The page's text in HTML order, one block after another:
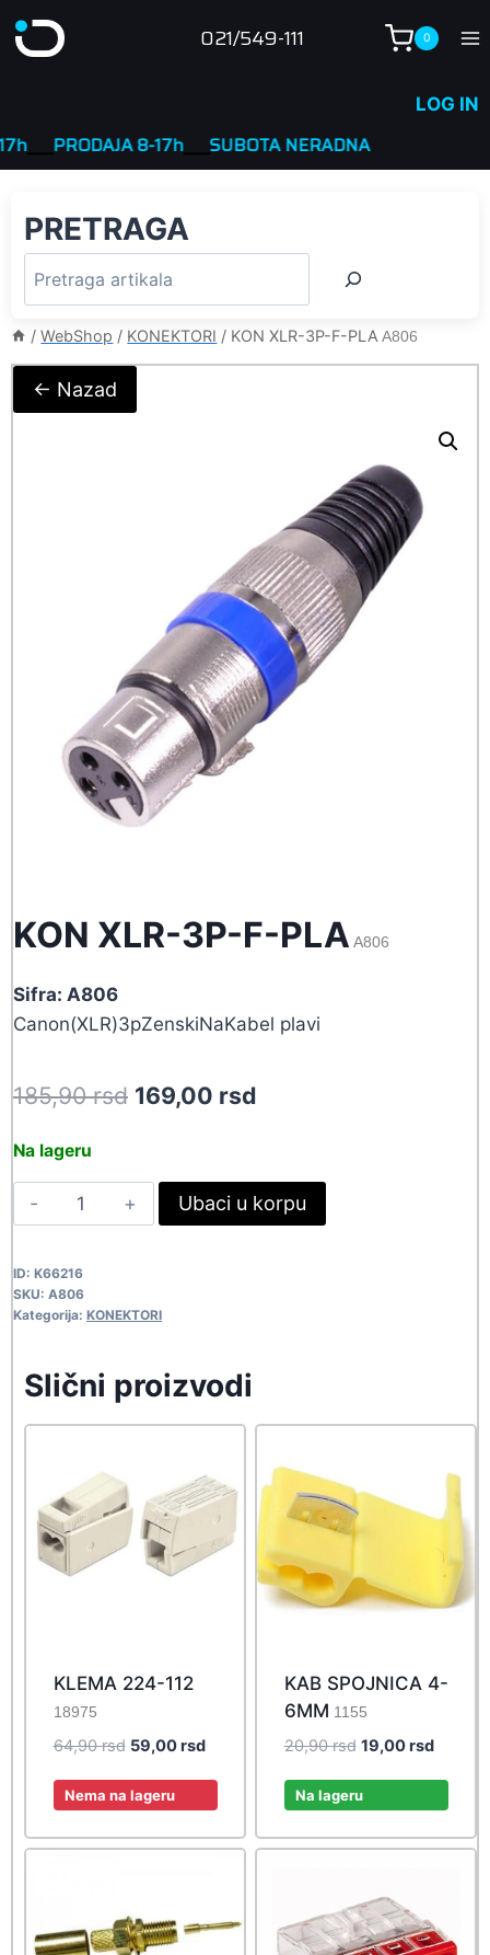
to
021/549-111 0
LOG IN
PRODAJA 8-17h____SUBOTA NERADNA
PRETRAGA
/ WebShop / KONEKTORI / KON XLR-3P-F-PLA A806
← Nazad
KON XLR-3P-F-PLA A806
Sifra: A806
Canon(XLR)3pZenskiNaKabel plavi
185,90rsd Original
185,90 rsd.
169,00 rsd
169,00 rsd.
Na lageru
KON
XLR-
F-
PLA
quantity
Ubaci u korpu
ID: K66216
SKU: A806
Kategorija: KONEKTORI
Slični proizvodi
KLEMA 224-112
18975
64,90rsd Original
was:
59,00rsdCurrent
Nema na lageru
KAB SPOJNICA 4-
6MM 1155
20,90rsd Original
was:
19,00rsdCurrent
Na lageru